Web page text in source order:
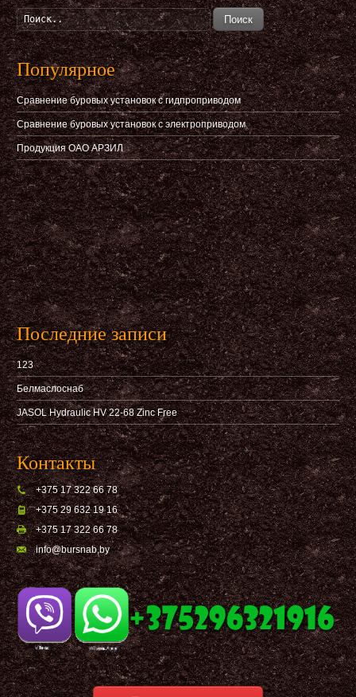
Поиск
Популярное
Сравнение буровых установок с гидпроприводом
Сравнение буровых установок с электроприводом
Продукция ОАО АРЗИЛ
Последние записи
123
Белмаслоснаб
JASOL Hydraulic HV 22-68 Zinc Free
Контакты
+375 17 322 66 78
+375 29 632 19 16
+375 17 322 66 78
info@bursnab,by